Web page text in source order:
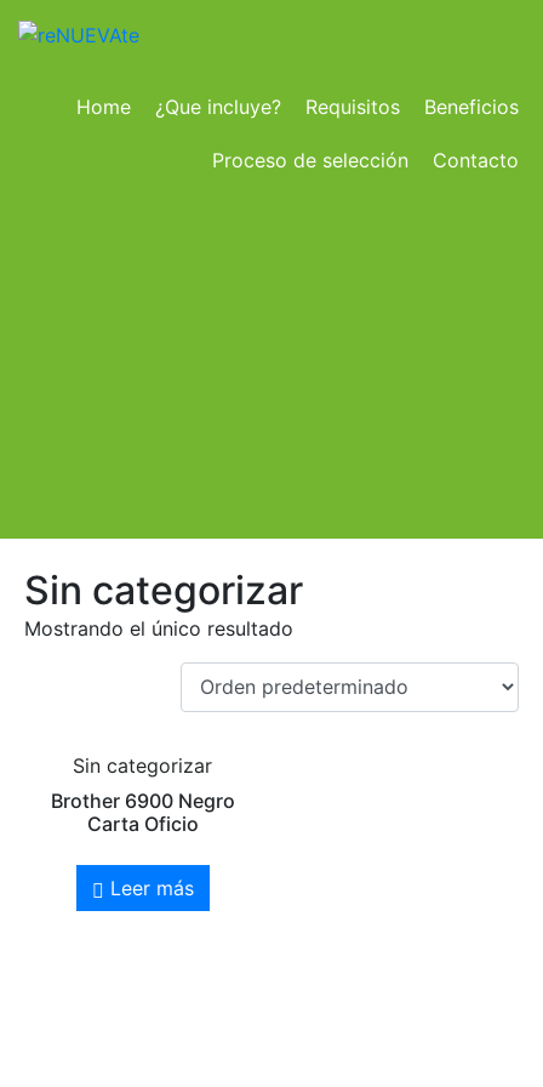
Home ¿Que incluye? Requisitos Beneficios
Proceso de selección Contacto
Sin categorizar
Mostrando el único resultado
Sin categorizar
Brother 6900 Negro
Carta Oficio
Leer más